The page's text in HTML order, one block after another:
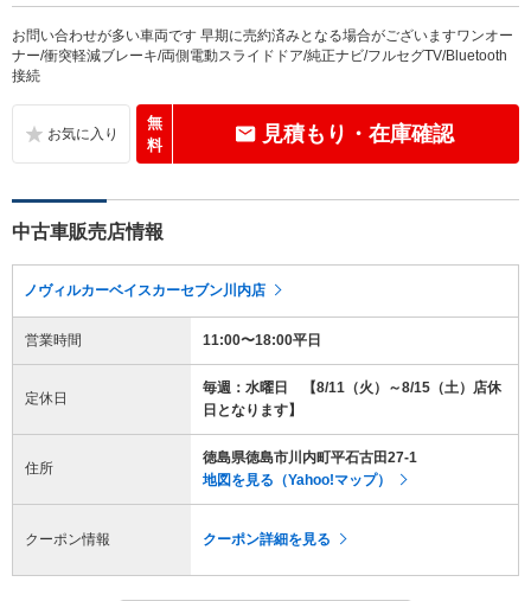
お問い合わせが多い車両です 早期に売約済みとなる場合がございますワンオー
ナー/衝突軽減ブレーキ/両側電動スライドドア/純正ナビ/フルセグTV/Bluetooth
接続
無
料
見積もり・在庫確認
中古車販売店情報
ノヴィルカーベイスカーセブン川内店
営業時間 11:00〜18:00平日
定休日
毎週：水曜日 【8/11（火）～8/15（土）店休
日となります】
住所
徳島県徳島市川内町平石古田27-1
地図を見る（Yahoo!マップ）
クーポン情報 クーポン詳細を見る